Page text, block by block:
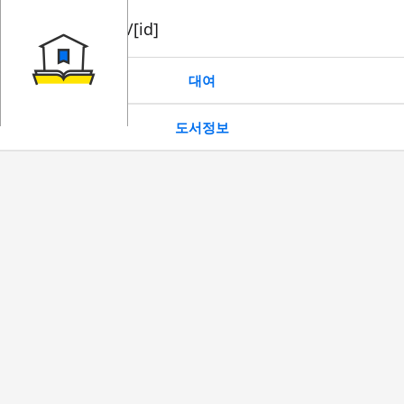
book/rent/[id]
대여
도서정보